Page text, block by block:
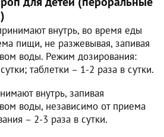
внутрь, во время еды
пищи, не разжевывая, запивая
воды. Режим дозирования:
таблетки – 1-2 раза в сутки.
внутрь, запивая
воды, независимо от приема
– 2-3 раза в сутки.